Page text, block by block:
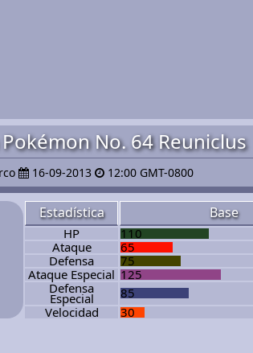
No. 64 Reuniclus
16-09-2013 12:00 GMT-0800
Estadística Base
HP 110
Ataque
65
Defensa
75
Ataque Especial 125
Defensa
Especial 85
Velocidad
30